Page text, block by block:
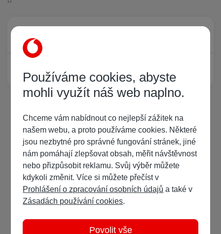
Žádný registrovaný uživatel si neprohlíží tuto stránku
Používáme cookies, abyste
mohli využít náš web naplno.
Chceme vám nabídnout co nejlepší zážitek na
našem webu, a proto používáme cookies. Některé
jsou nezbytné pro správné fungování stránek, jiné
nám pomáhají zlepšovat obsah, měřit návštěvnost
nebo přizpůsobit reklamu. Svůj výběr můžete
kdykoli změnit. Více si můžete přečíst v
Prohlášení o zpracování osobních údajů a také v
Zásadách používání cookies.
Povolit vše